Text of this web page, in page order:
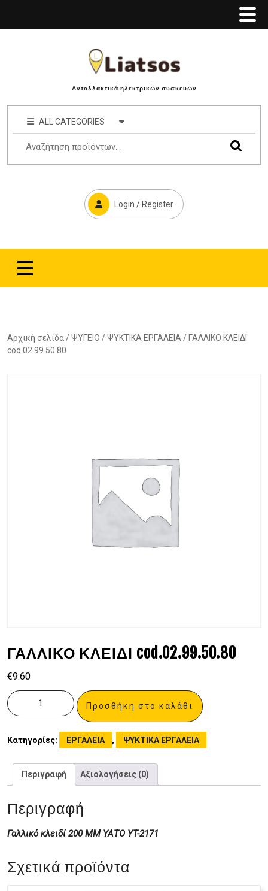
Ανταλλακτικά ηλεκτρικών συσκευών
ALL CATEGORIES
Login / Register
Αρχική σελίδα /ΨΥΓΕΙΟ /ΨΥΚΤΙΚΑ ΕΡΓΑΛΕΙΑ / ΓΑΛΛΙΚΟ ΚΛΕΙΔΙ
cod.02.99.50.80
ΓΑΛΛΙΚΟ ΚΛΕΙΔΙ cod.02.99.50.80
€9.60
Προσθήκη στο καλάθι
Κατηγορίες: ΕΡΓΑΛΕΙΑ , ΨΥΚΤΙΚΑ ΕΡΓΑΛΕΙΑ
Περιγραφή Αξιολογήσεις (0)
Περιγραφή
Γαλλικό κλειδί 200 ΜΜ ΥΑΤΟ YT-2171
Σχετικά προϊόντα